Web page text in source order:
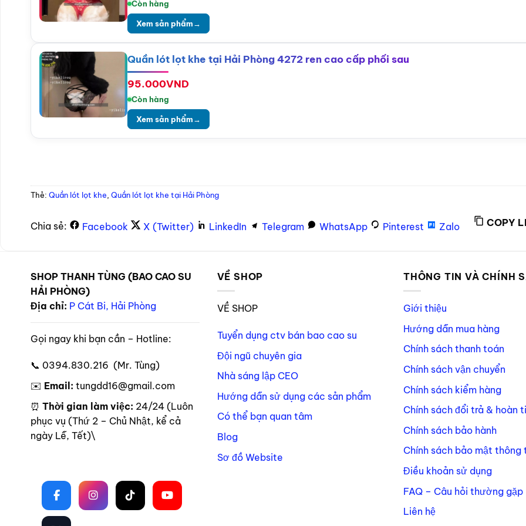
Còn hàng
Xem sản phẩm→
Quần lót lọt khe tại Hải Phòng 4272 ren cao cấp phối sau
95.000VND
Còn hàng
Xem sản phẩm→
Thẻ: Quần lót lọt khe, Quần lót lọt khe tại Hải Phòng
Chia sẻ: Facebook X (Twitter) LinkedIn Telegram WhatsApp Pinterest Zalo COPY
SHOP THANH TÙNG (BAO CAO SU
HẢI PHÒNG)
Địa chỉ: P Cát Bi, Hải Phòng
Gọi ngay khi bạn cần – Hotline:
📞 0394.830.216 (Mr. Tùng)
✉️ Email: tungdd16@gmail.com
⏰ Thời gian làm việc: 24/24 (Luôn
phục vụ (Thứ 2 – Chủ Nhật, kể cả
ngày Lễ, Tết)\
VỀ SHOP
VỀ SHOP
Tuyển dụng ctv bán bao cao su
Đội ngũ chuyên gia
Nhà sáng lập CEO
Hướng dẫn sử dụng các sản phẩm
Có thể bạn quan tâm
Blog
Sơ đồ Website
THÔNG TIN VÀ CHÍNH
Giới thiệu
Hướng dẫn mua hàng
Chính sách thanh toán
Chính sách vận chuyển
Chính sách kiểm hàng
Chính sách đổi trả & hoàn
Chính sách bảo hành
Chính sách bảo mật thông
Điều khoản sử dụng
FAQ – Câu hỏi thường gặp
Liên hệ